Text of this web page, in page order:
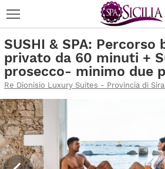
SUSHI & SPA: Percorso
privato da 60 minuti +
prosecco- minimo due
Re Dionisio Luxury Suites - Provincia di